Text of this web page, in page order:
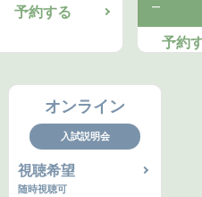
予約する
ー
予約
オンライン
入試説明会
視聴希望
随時視聴可